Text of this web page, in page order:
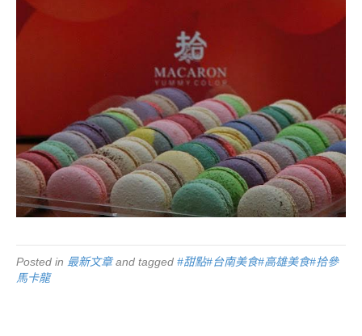
Posted in 最新文章and tagged #甜點#台南美食#高雄美食#拾參
馬卡龍